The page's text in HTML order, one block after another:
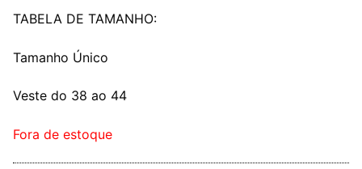
TABELA DE TAMANHO:
Tamanho Único
Veste do 38 ao 44
Fora de estoque